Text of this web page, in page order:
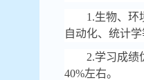
1.生物、环
自动化、统计
2.学习成绩
40%左右。